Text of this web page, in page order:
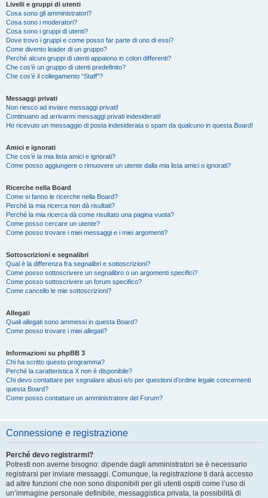
Livelli e gruppi di utenti
Cosa sono gli amministratori?
Cosa sono i moderatori?
Cosa sono i gruppi di utenti?
Dove trovo i gruppi e come posso far parte di uno di essi?
Come divento leader di un gruppo?
Perché alcuni gruppi di utenti appaiono in colori differenti?
Che cos’è un gruppo di utenti predefinito?
Che cos’è il collegamento “Staff”?
Messaggi privati
Non riesco ad inviare messaggi privati!
Continuano ad arrivarmi messaggi privati indesiderati!
Ho ricevuto un messaggio di posta indesiderata o spam da qualcuno in questa Board!
Amici e ignorati
Che cos’è la mia lista amici e ignorati?
Come posso aggiungere o rimuovere un utente dalla mia lista amici o ignorati?
Ricerche nella Board
Come si fanno le ricerche nella Board?
Perché la mia ricerca non dà risultati?
Perché la mia ricerca dà come risultato una pagina vuota?
Come posso cercare un utente?
Come posso trovare i miei messaggi e i miei argomenti?
Sottoscrizioni e segnalibri
Qual è la differenza fra segnalibri e sottoscrizioni?
Come posso sottoscrivere un segnalibro o un argomenti specifici?
Come posso sottoscrivere un forum specifico?
Come cancello le mie sottoscrizioni?
Allegati
Quali allegati sono ammessi in questa Board?
Come posso trovare i miei allegati?
Informazioni su phpBB 3
Chi ha scritto questo programma?
Perché la caratteristica X non è disponibile?
Chi devo contattare per segnalare abusi e/o per questioni d’ordine legale concernenti
questa Board?
Come posso contattare un amministratore del Forum?
Connessione e registrazione
Perché devo registrarmi?
Potresti non averne bisogno: dipende dagli amministratori se è necessario
registrarsi per inviare messaggi. Comunque, la registrazione ti darà accesso
ad altre funzioni che non sono disponibili per gli utenti ospiti come l’uso di
un’immagine personale definibile, messaggistica privata, la possibilità di